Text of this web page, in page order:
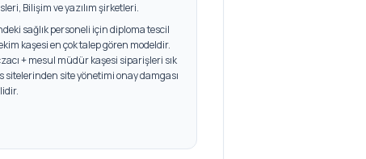
Bilişim ve yazılım şirketleri.
sağlık personeli için diploma tescil
kaşesi en çok talep gören modeldir.
+ mesul müdür kaşesi siparişleri sık
sitelerinden site yönetimi onay damgası